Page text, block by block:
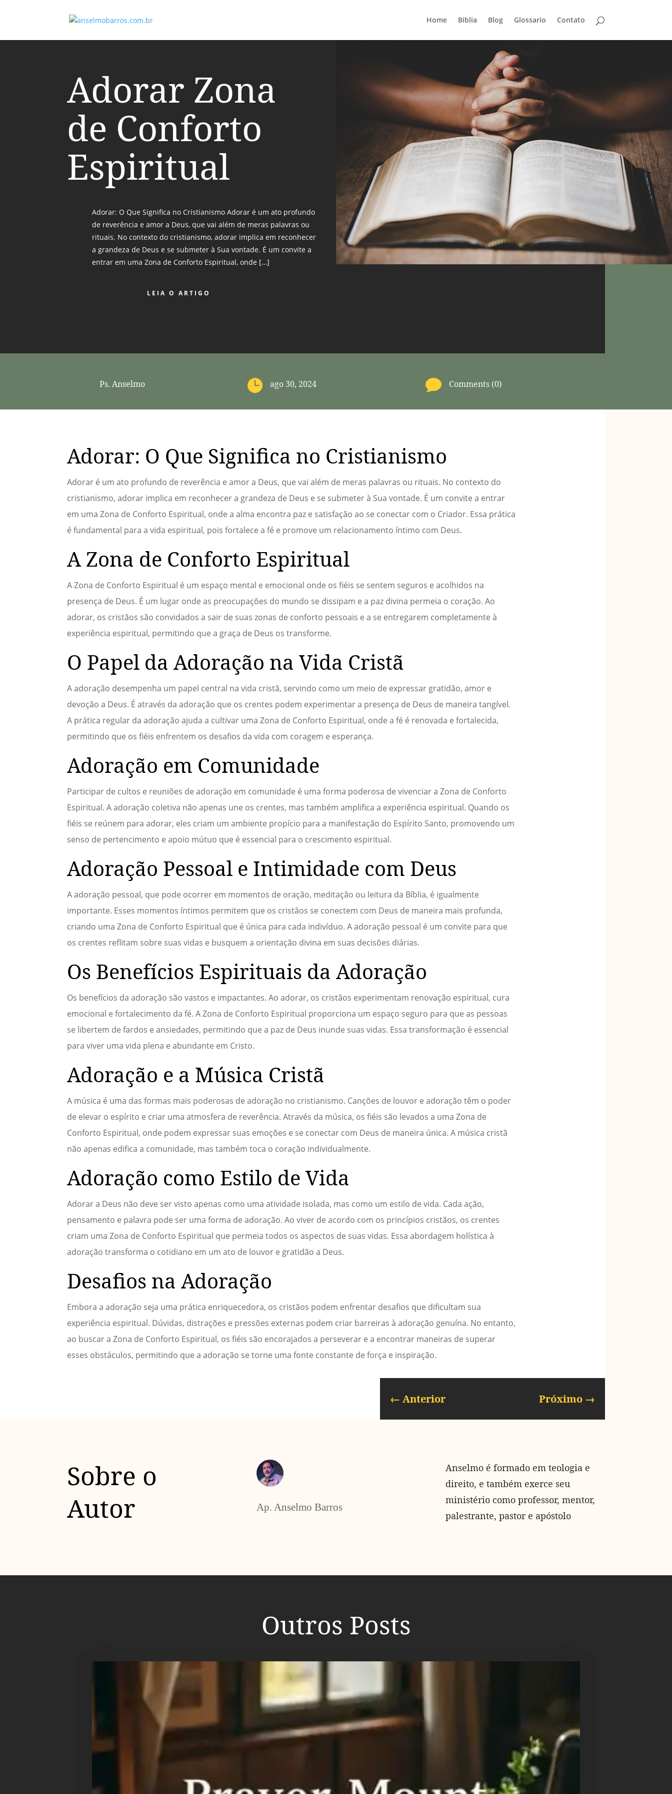
Home Biblia Blog Glossario Contato
Adorar Zona
de Conforto
Espiritual
Adorar: O Que Significa no Cristianismo Adorar é um ato profundo
de reverência e amor a Deus, que vai além de meras palavras ou
rituais. No contexto do cristianismo, adorar implica em reconhecer
a grandeza de Deus e se submeter à Sua vontade. É um convite a
entrar em uma Zona de Conforto Espiritual, onde […]
LEIA O ARTIGO
Ps. Anselmo  ago 30, 2024  Comments (0)
Adorar: O Que Significa no Cristianismo
Adorar é um ato profundo de reverência e amor a Deus, que vai além de meras palavras ou rituais. No contexto do
cristianismo, adorar implica em reconhecer a grandeza de Deus e se submeter à Sua vontade. É um convite a entrar
em uma Zona de Conforto Espiritual, onde a alma encontra paz e satisfação ao se conectar com o Criador. Essa prática
é fundamental para a vida espiritual, pois fortalece a fé e promove um relacionamento íntimo com Deus.
A Zona de Conforto Espiritual
A Zona de Conforto Espiritual é um espaço mental e emocional onde os fiéis se sentem seguros e acolhidos na
presença de Deus. É um lugar onde as preocupações do mundo se dissipam e a paz divina permeia o coração. Ao
adorar, os cristãos são convidados a sair de suas zonas de conforto pessoais e a se entregarem completamente à
experiência espiritual, permitindo que a graça de Deus os transforme.
O Papel da Adoração na Vida Cristã
A adoração desempenha um papel central na vida cristã, servindo como um meio de expressar gratidão, amor e
devoção a Deus. É através da adoração que os crentes podem experimentar a presença de Deus de maneira tangível.
A prática regular da adoração ajuda a cultivar uma Zona de Conforto Espiritual, onde a fé é renovada e fortalecida,
permitindo que os fiéis enfrentem os desafios da vida com coragem e esperança.
Adoração em Comunidade
Participar de cultos e reuniões de adoração em comunidade é uma forma poderosa de vivenciar a Zona de Conforto
Espiritual. A adoração coletiva não apenas une os crentes, mas também amplifica a experiência espiritual. Quando os
fiéis se reúnem para adorar, eles criam um ambiente propício para a manifestação do Espírito Santo, promovendo um
senso de pertencimento e apoio mútuo que é essencial para o crescimento espiritual.
Adoração Pessoal e Intimidade com Deus
A adoração pessoal, que pode ocorrer em momentos de oração, meditação ou leitura da Bíblia, é igualmente
importante. Esses momentos íntimos permitem que os cristãos se conectem com Deus de maneira mais profunda,
criando uma Zona de Conforto Espiritual que é única para cada indivíduo. A adoração pessoal é um convite para que
os crentes reflitam sobre suas vidas e busquem a orientação divina em suas decisões diárias.
Os Benefícios Espirituais da Adoração
Os benefícios da adoração são vastos e impactantes. Ao adorar, os cristãos experimentam renovação espiritual, cura
emocional e fortalecimento da fé. A Zona de Conforto Espiritual proporciona um espaço seguro para que as pessoas
se libertem de fardos e ansiedades, permitindo que a paz de Deus inunde suas vidas. Essa transformação é essencial
para viver uma vida plena e abundante em Cristo.
Adoração e a Música Cristã
A música é uma das formas mais poderosas de adoração no cristianismo. Canções de louvor e adoração têm o poder
de elevar o espírito e criar uma atmosfera de reverência. Através da música, os fiéis são levados a uma Zona de
Conforto Espiritual, onde podem expressar suas emoções e se conectar com Deus de maneira única. A música cristã
não apenas edifica a comunidade, mas também toca o coração individualmente.
Adoração como Estilo de Vida
Adorar a Deus não deve ser visto apenas como uma atividade isolada, mas como um estilo de vida. Cada ação,
pensamento e palavra pode ser uma forma de adoração. Ao viver de acordo com os princípios cristãos, os crentes
criam uma Zona de Conforto Espiritual que permeia todos os aspectos de suas vidas. Essa abordagem holística à
adoração transforma o cotidiano em um ato de louvor e gratidão a Deus.
Desafios na Adoração
Embora a adoração seja uma prática enriquecedora, os cristãos podem enfrentar desafios que dificultam sua
experiência espiritual. Dúvidas, distrações e pressões externas podem criar barreiras à adoração genuína. No entanto,
ao buscar a Zona de Conforto Espiritual, os fiéis são encorajados a perseverar e a encontrar maneiras de superar
esses obstáculos, permitindo que a adoração se torne uma fonte constante de força e inspiração.
← Anterior Próximo→
Sobre o
Autor
Ap. Anselmo Barros
Anselmo é formado em teologia e
direito, e também exerce seu
ministério como professor, mentor,
palestrante, pastor e apóstolo
Outros Posts